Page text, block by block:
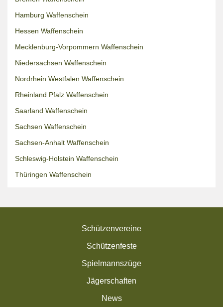
Hamburg Waffenschein
Hessen Waffenschein
Mecklenburg-Vorpommern Waffenschein
Niedersachsen Waffenschein
Nordrhein Westfalen Waffenschein
Rheinland Pfalz Waffenschein
Saarland Waffenschein
Sachsen Waffenschein
Sachsen-Anhalt Waffenschein
Schleswig-Holstein Waffenschein
Thüringen Waffenschein
Schützenvereine
Schützenfeste
Spielmannszüge
Jägerschaften
News